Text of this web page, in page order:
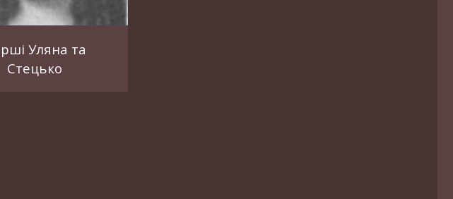
Уляна та
Стецько